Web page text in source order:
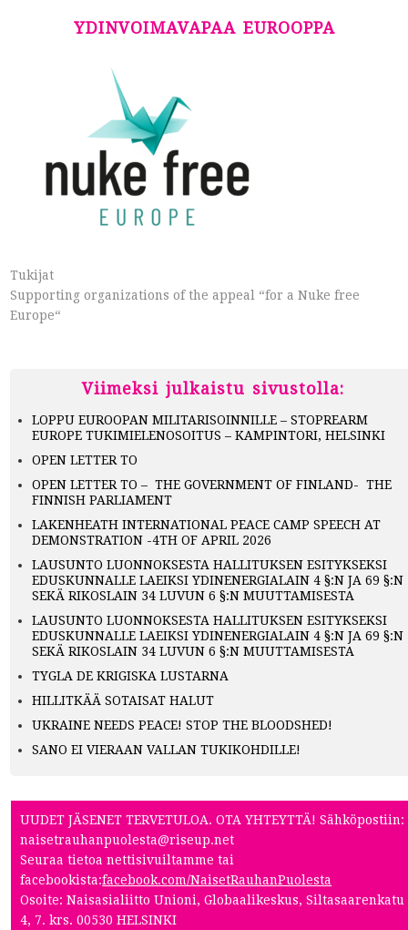
YDINVOIMAVAPAA EUROOPPA
Tukijat
Supporting organizations of the appeal “for a Nuke free
Europe“
Viimeksi julkaistu sivustolla:
LOPPU EUROOPAN MILITARISOINNILLE – STOPREARM
EUROPE TUKIMIELENOSOITUS – KAMPINTORI, HELSINKI
OPEN LETTER TO
OPEN LETTER TO – THE GOVERNMENT OF FINLAND- THE
FINNISH PARLIAMENT
LAKENHEATH INTERNATIONAL PEACE CAMP SPEECH AT
DEMONSTRATION -4TH OF APRIL 2026
LAUSUNTO LUONNOKSESTA HALLITUKSEN ESITYKSEKSI
EDUSKUNNALLE LAEIKSI YDINENERGIALAIN 4 §:N JA 69 §:N
SEKÄ RIKOSLAIN 34 LUVUN 6 §:N MUUTTAMISESTA
LAUSUNTO LUONNOKSESTA HALLITUKSEN ESITYKSEKSI
EDUSKUNNALLE LAEIKSI YDINENERGIALAIN 4 §:N JA 69 §:N
SEKÄ RIKOSLAIN 34 LUVUN 6 §:N MUUTTAMISESTA
TYGLA DE KRIGISKA LUSTARNA
HILLITKÄÄ SOTAISAT HALUT
UKRAINE NEEDS PEACE! STOP THE BLOODSHED!
SANO EI VIERAAN VALLAN TUKIKOHDILLE!
UUDET JÄSENET TERVETULOA. OTA YHTEYTTÄ! Sähköpostiin:
naisetrauhanpuolesta@riseup.net
Seuraa tietoa nettisivuiltamme tai
facebookista:facebook.com/NaisetRauhanPuolesta
Osoite: Naisasialiitto Unioni, Globaalikeskus, Siltasaarenkatu
4, 7. krs. 00530 HELSINKI